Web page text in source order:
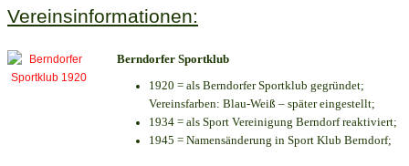
Vereinsinformationen:
Berndorfer Sportklub
1920 = als Berndorfer Sportklub gegründet;
Vereinsfarben: Blau-Weiß – später eingestellt;
1934 = als Sport Vereinigung Berndorf reaktiviert;
1945 = Namensänderung in Sport Klub Berndorf;